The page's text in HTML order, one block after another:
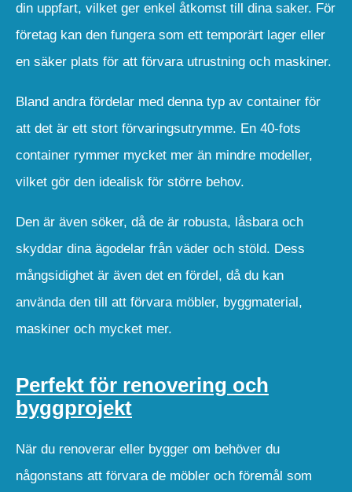
din uppfart, vilket ger enkel åtkomst till dina saker. För
företag kan den fungera som ett temporärt lager eller
en säker plats för att förvara utrustning och maskiner.
Bland andra fördelar med denna typ av container för
att det är ett stort förvaringsutrymme. En 40-fots
container rymmer mycket mer än mindre modeller,
vilket gör den idealisk för större behov.
Den är även söker, då de är robusta, låsbara och
skyddar dina ägodelar från väder och stöld. Dess
mångsidighet är även det en fördel, då du kan
använda den till att förvara möbler, byggmaterial,
maskiner och mycket mer.
Perfekt för renovering och
byggprojekt
När du renoverar eller bygger om behöver du
någonstans att förvara de möbler och föremål som